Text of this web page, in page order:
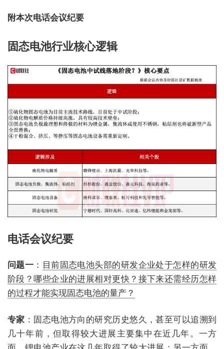
附本次电话会议纪要
固态电池行业核心逻辑
电话会议纪要
问题一 ： 目前固态电池头部的研发企业处于怎样的研发
阶段？哪些企业的进展相对更快？接下来还需经历怎样
的过程才能实现固态电池的量产？
专家 ：固态电池方向的研究历史悠久，甚至可以追溯到
几十年前，但取得较大进展主要集中在近几年。一方